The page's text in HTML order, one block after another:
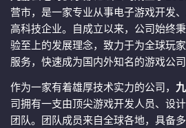
营市，是一家专业从事电子游戏开发
高科技企业。自成立以来，公司始终
验至上的发展理念，致力于为全球玩
服务，快速成为国内外知名的游戏公司
作为一家有着雄厚技术实力的公司，
司拥有一支由顶尖游戏开发人员、设
团队。团队成员来自全球各地，具备